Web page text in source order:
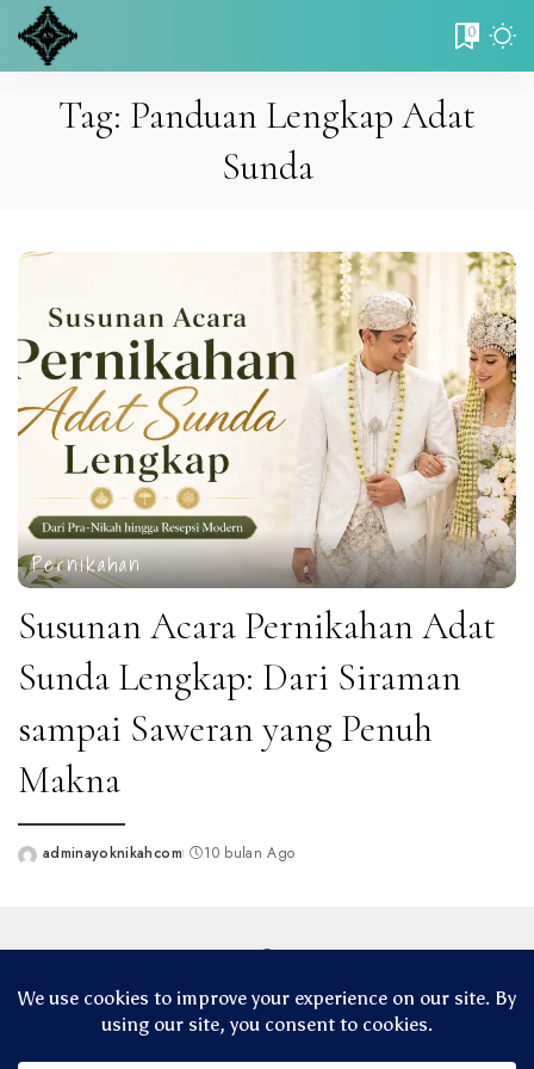
0
Tag: Panduan Lengkap Adat
Sunda
Pernikahan
Susunan Acara Pernikahan Adat
Sunda Lengkap: Dari Siraman
sampai Saweran yang Penuh
Makna
Postedadminayoknikahcom 10 bulan Ago